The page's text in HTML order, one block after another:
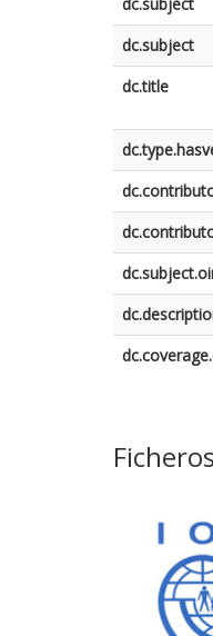
dc.subject
dc.title